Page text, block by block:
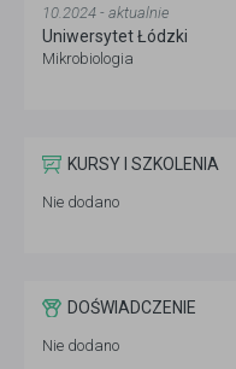
10.2024 - aktualnie
Uniwersytet Łódzki
Mikrobiologia
KURSY I SZKOLENIA
Nie dodano
DOŚWIADCZENIE
Nie dodano